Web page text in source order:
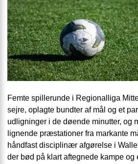
Femte spillerunde i Regionalliga
sejre, oplagte bundter af mål og et
udligninger i de døende minutter, og
lignende præstationer fra markante
håndfast disciplinær afgørelse i
der bød på klart aftegnede kampe og